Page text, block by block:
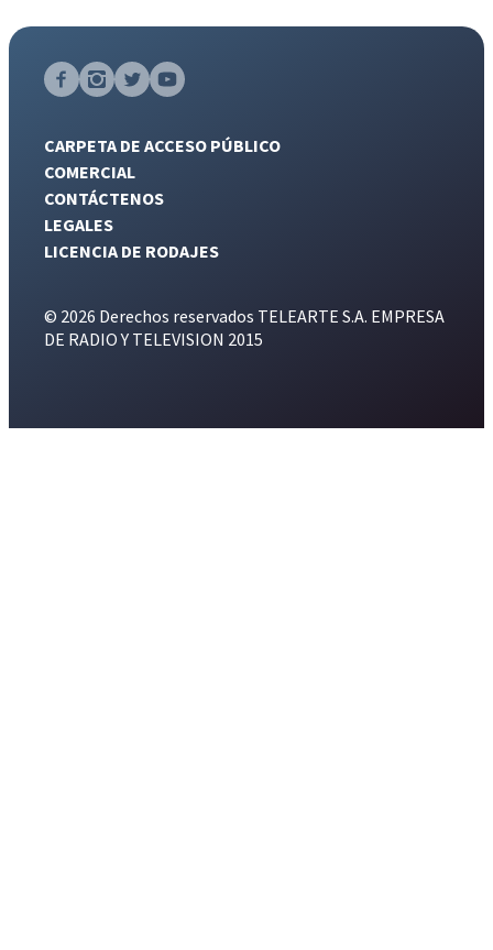
CARPETA DE ACCESO PÚBLICO
COMERCIAL
CONTÁCTENOS
LEGALES
LICENCIA DE RODAJES
© 2026 Derechos reservados TELEARTE S.A. EMPRESA
DE RADIO Y TELEVISION 2015